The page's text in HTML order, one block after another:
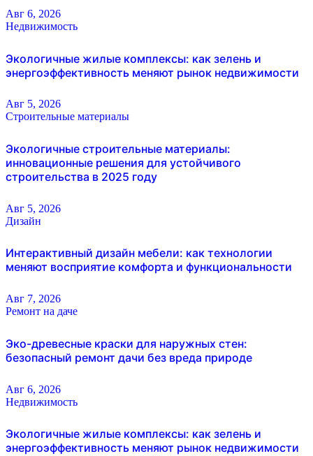
Авг 6, 2026
Недвижимость
Экологичные жилые комплексы: как зелень и
энергоэффективность меняют рынок недвижимости
Авг 5, 2026
Строительные материалы
Экологичные строительные материалы:
инновационные решения для устойчивого
строительства в 2025 году
Авг 5, 2026
Дизайн
Интерактивный дизайн мебели: как технологии
меняют восприятие комфорта и функциональности
Авг 7, 2026
Ремонт на даче
Эко-древесные краски для наружных стен:
безопасный ремонт дачи без вреда природе
Авг 6, 2026
Недвижимость
Экологичные жилые комплексы: как зелень и
энергоэффективность меняют рынок недвижимости